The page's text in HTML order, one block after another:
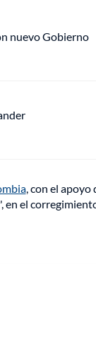
nuevo Gobierno
, con el apoyo
en el